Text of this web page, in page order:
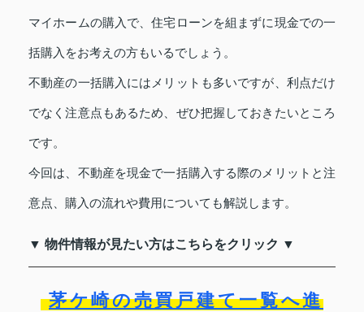
マイホームの購入で、住宅ローンを組まずに現金での一
括購入をお考えの方もいるでしょう。
不動産の一括購入にはメリットも多いですが、利点だけ
でなく注意点もあるため、ぜひ把握しておきたいところ
です。
今回は、不動産を現金で一括購入する際のメリットと注
意点、購入の流れや費用についても解説します。
▼ 物件情報が見たい方はこちらをクリック ▼
茅ケ崎の売買戸建て一覧へ進